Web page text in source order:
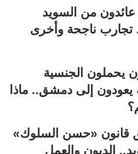
ق
من السويد
تجارب ناجحة وأخرى
يحملون الجنسية
يعودون إلى دمشق.. ماذا
قانون «حسن السلوك»
الديون والعمل